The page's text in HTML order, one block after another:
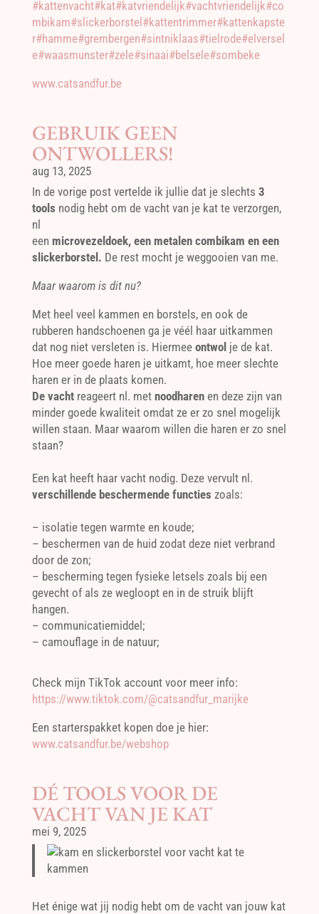
#kattenvacht#kat#katvriendelijk#vachtvriendelijk#co
mbikam#slickerborstel #kattentrimmer#kattenkapste
r#hamme#grembergen#sintniklaas#tielrode#elversel
e#waasmunster#zele#sinaai#belsele#sombeke
www.catsandfur.be
GEBRUIK GEEN
ONTWOLLERS!
aug 13, 2025
In de vorige post vertelde ik jullie dat je slechts 3
tools nodig hebt om de vacht van je kat te verzorgen,
nl
een microvezeldoek, een metalen combikam en een
slickerborstel. De rest mocht je weggooien van me.
Maar waarom is dit nu?
Met heel veel kammen en borstels, en ook de
rubberen handschoenen ga je véél haar uitkammen
dat nog niet versleten is. Hiermee ontwol je de kat.
Hoe meer goede haren je uitkamt, hoe meer slechte
haren er in de plaats komen.
De vachtreageert nl. met noodharenen deze zijn van
minder goede kwaliteit omdat ze er zo snel mogelijk
willen staan. Maar waarom willen die haren er zo snel
staan?
Een kat heeft haar vacht nodig. Deze vervult nl.
verschillende beschermende functies zoals:
– isolatie tegen warmte en koude;
– beschermen van de huid zodat deze niet verbrand
door de zon;
– bescherming tegen fysieke letsels zoals bij een
gevecht of als ze wegloopt en in de struik blijft
hangen.
– communicatiemiddel;
– camouflage in de natuur;
Check mijn TikTok account voor meer info:
https://www.tiktok.com/@catsandfur_marijke
Een starterspakket kopen doe je hier:
www.catsandfur.be/webshop
DÉ TOOLS VOOR DE
VACHT VAN JE KAT
mei 9, 2025
Het énige wat jij nodig hebt om de vacht van jouw kat